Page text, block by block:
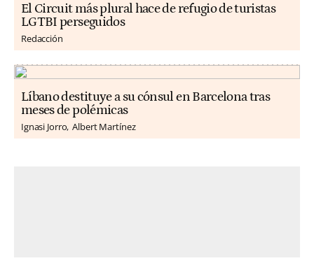
El Circuit más plural hace de refugio de turistas
LGTBI perseguidos
Redacción
Líbano destituye a su cónsul en Barcelona tras
meses de polémicas
Ignasi Jorro Albert Martínez